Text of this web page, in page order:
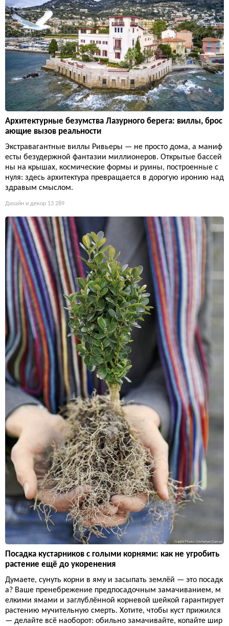
Архитектурные безумства Лазурного берега: виллы, брос
ающие вызов реальности
Экстравагантные виллы Ривьеры — не просто дома, а маниф
есты безудержной фантазии миллионеров. Открытые бассей
ны на крышах, космические формы и руины, построенные с
нуля: здесь архитектура превращается в дорогую иронию над
здравым смыслом.
Дизайн и декор 13 289
Посадка кустарников с голыми корнями: как не угробить
растение ещё до укоренения
Думаете, сунуть корни в яму и засыпать землёй — это посадк
а? Ваше пренебрежение предпосадочным замачиванием, м
елкими ямами и заглублённой корневой шейкой гарантирует
растению мучительную смерть. Хотите, чтобы куст прижился
— делайте всё наоборот: обильно замачивайте, копайте шир